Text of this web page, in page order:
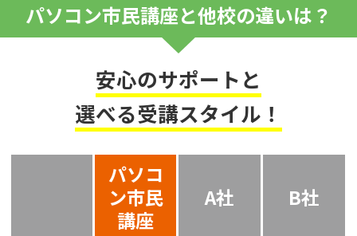
パソコン市民講座と他校の違いは？
安心のサポートと
選べる受講スタイル！
パソコ
ン市民
講座
A社 B社